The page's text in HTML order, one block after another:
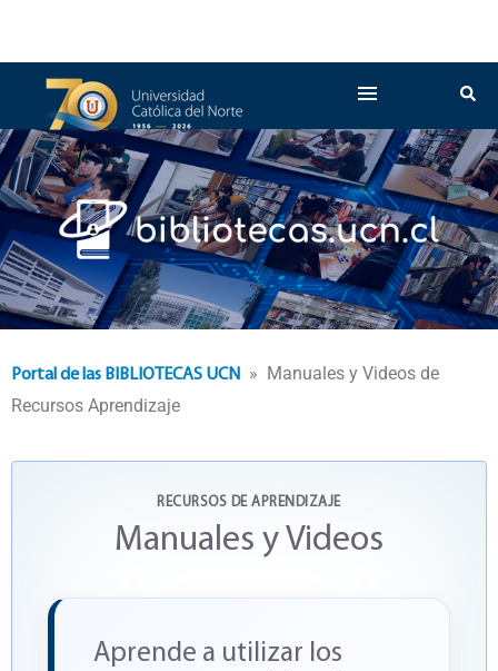
Portal de las BIBLIOTECAS UCN
» Manuales y Videos de
Recursos Aprendizaje
RECURSOS DE APRENDIZAJE
Manuales y Videos
Aprende a utilizar los